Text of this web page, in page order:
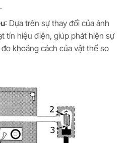
: Dựa trên sự thay đổi của ánh
tín hiệu điện, giúp phát hiện sự
khoảng cách của vật thể so